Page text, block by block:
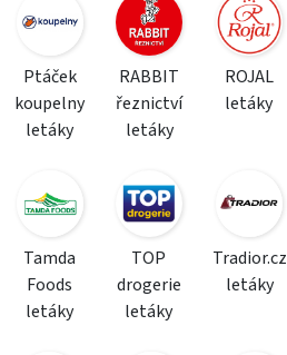
Ptáček
koupelny
letáky
RABBIT
řeznictví
letáky
ROJAL
letáky
Tamda
Foods
letáky
TOP
drogerie
letáky
Tradior.cz
letáky